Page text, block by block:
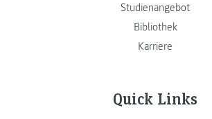
Studienangebot
Bibliothek
Karriere
Quick Links